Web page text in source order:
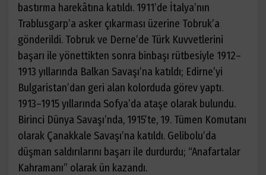
bastırma harekâtına katıldı. 1911’de İtalya’nın
Trablusgarp’a asker çıkarması üzerine Tobruk’a
gönderildi. Tobruk ve Derne’de Türk Kuvvetlerini
başarı ile yönettikten sonra binbaşı rütbesiyle 1912–
1913 yıllarında Balkan Savaşı’na katıldı; Edirne’yi
Bulgaristan’dan geri alan kolorduda görev yaptı.
1913–1915 yıllarında Sofya’da ataşe olarak bulundu.
Birinci Dünya Savaşı’nda, 1915’te, 19. Tümen Komutanı
olarak Çanakkale Savaşı’na katıldı. Gelibolu’da
düşman saldırılarını başarı ile durdurdu; “Anafartalar
Kahramanı” olarak ün kazandı.